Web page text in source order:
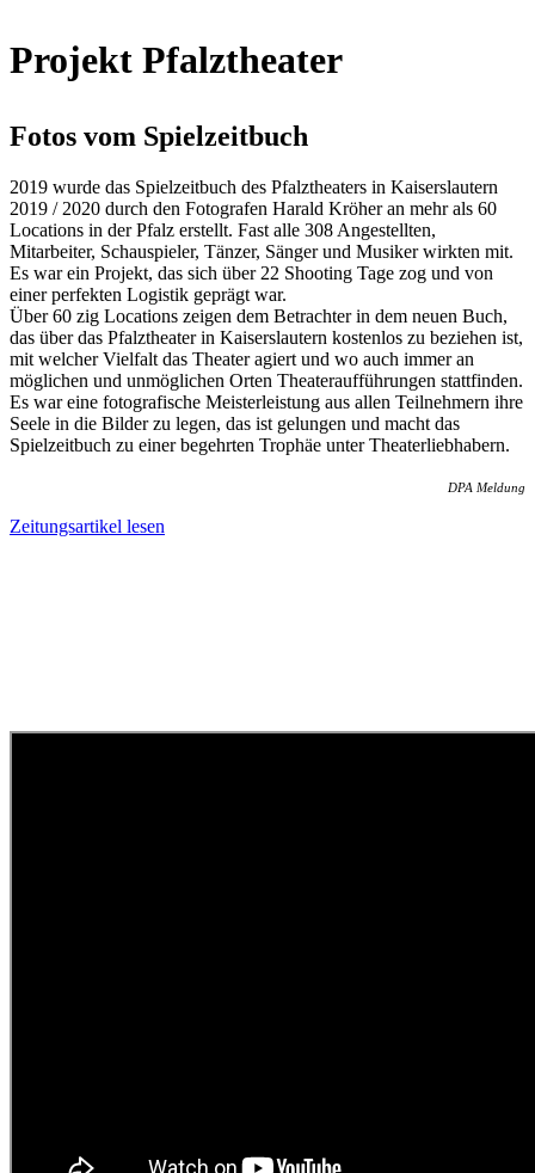
Projekt Pfalztheater
Fotos vom Spielzeitbuch
2019 wurde das Spielzeitbuch des Pfalztheaters in Kaiserslautern
2019 / 2020 durch den Fotografen Harald Kröher an mehr als 60
Locations in der Pfalz erstellt. Fast alle 308 Angestellten,
Mitarbeiter, Schauspieler, Tänzer, Sänger und Musiker wirkten mit.
Es war ein Projekt, das sich über 22 Shooting Tage zog und von
einer perfekten Logistik geprägt war.
Über 60 zig Locations zeigen dem Betrachter in dem neuen Buch,
das über das Pfalztheater in Kaiserslautern kostenlos zu beziehen ist,
mit welcher Vielfalt das Theater agiert und wo auch immer an
möglichen und unmöglichen Orten Theateraufführungen stattfinden.
Es war eine fotografische Meisterleistung aus allen Teilnehmern ihre
Seele in die Bilder zu legen, das ist gelungen und macht das
Spielzeitbuch zu einer begehrten Trophäe unter Theaterliebhabern.
DPA Meldung
Zeitungsartikel lesen